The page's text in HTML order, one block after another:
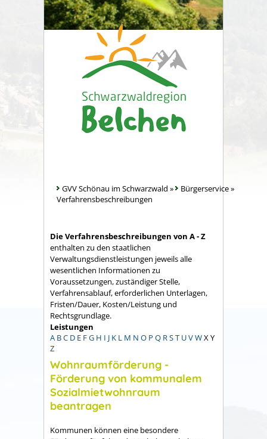
GVV Schönau im Schwarzwald » Bürgerservice»
Verfahrensbeschreibungen
Die Verfahrensbeschreibungen von A - Z
enthalten zu den staatlichen
Verwaltungsdienstleistungen jeweils alle
wesentlichen Informationen zu
Voraussetzungen, zuständiger Stelle,
Verfahrensablauf, erforderlichen Unterlagen,
Fristen/Dauer, Kosten/Leistung und
Rechtsgrundlage.
Leistungen
A BC D E FG H I J K L M N O P Q RST UVWX Y
Z
Wohnraumförderung -
Förderung von kommunalem
Sozialmietwohnraum
beantragen
Kommunen können eine besondere